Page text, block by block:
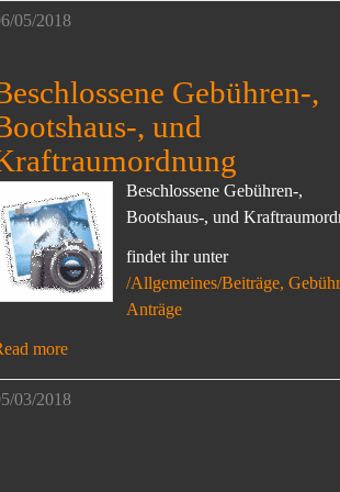
05/2018
Gebühren-,
, und
Beschlossene Gebühren-,
Bootshaus-, und
findet ihr unter
/Allgemeines/Beiträge,
Anträge
more
03/2018